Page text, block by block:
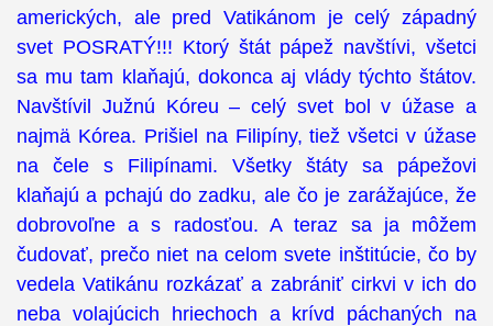
amerických, ale pred Vatikánom je celý západný
svet POSRATÝ!!! Ktorý štát pápež navštívi, všetci
sa mu tam klaňajú, dokonca aj vlády týchto štátov.
Navštívil Južnú Kóreu – celý svet bol v úžase a
najmä Kórea. Prišiel na Filipíny, tiež všetci v úžase
na čele s Filipínami. Všetky štáty sa pápežovi
klaňajú a pchajú do zadku, ale čo je zarážajúce, že
dobrovoľne a s radosťou. A teraz sa ja môžem
čudovať, prečo niet na celom svete inštitúcie, čo by
vedela Vatikánu rozkázať a zabrániť cirkvi v ich do
neba volajúcich hriechoch a krívd páchaných na